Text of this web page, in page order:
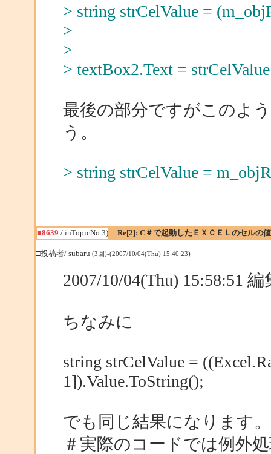
> string strCelValue =
>
>
> textBox2.Text =
最後の部分ですがこのよ
う。
> string strCelValue =
■8639 / inTopicNo.3) Re[2]: C＃で起動したＥＸＣＥＬのセルの
□投稿者/ subaru (3回)-(2007/10/04(Thu) 15:40:23)
2007/10/04(Thu) 15:58:51
ちなみに
string strCelValue =
1]).Value.ToString();
でも同じ結果になります。
＃実際のコードでは例外